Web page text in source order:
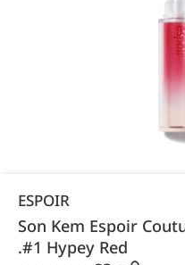
ESPOIR
Son Kem Espoir
.#1 Hypey Red